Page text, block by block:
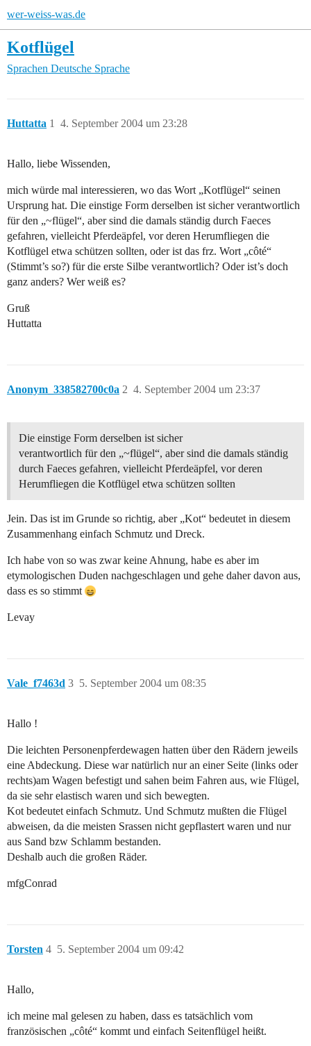
wer-weiss-was.de
Kotflügel
Sprachen Deutsche Sprache
Huttatta 4. September 2004 um 23:28
1
Hallo, liebe Wissenden,
mich würde mal interessieren, wo das Wort „Kotflügel“ seinen
Ursprung hat. Die einstige Form derselben ist sicher verantwortlich
für den „~flügel“, aber sind die damals ständig durch Faeces
gefahren, vielleicht Pferdeäpfel, vor deren Herumfliegen die
Kotflügel etwa schützen sollten, oder ist das frz. Wort „côté“
(Stimmt’s so?) für die erste Silbe verantwortlich? Oder ist’s doch
ganz anders? Wer weiß es?
Gruß
Huttatta
Anonym_338582700c0a 4. September 2004 um 23:37
2
Die einstige Form derselben ist sicher
verantwortlich für den „~flügel“, aber sind die damals ständig
durch Faeces gefahren, vielleicht Pferdeäpfel, vor deren
Herumfliegen die Kotflügel etwa schützen sollten
Jein. Das ist im Grunde so richtig, aber „Kot“ bedeutet in diesem
Zusammenhang einfach Schmutz und Dreck.
Ich habe von so was zwar keine Ahnung, habe es aber im
etymologischen Duden nachgeschlagen und gehe daher davon aus,
dass es so stimmt
Levay
Vale_f7463d 5. September 2004 um 08:35
3
Hallo !
Die leichten Personenpferdewagen hatten über den Rädern jeweils
eine Abdeckung. Diese war natürlich nur an einer Seite (links oder
rechts)am Wagen befestigt und sahen beim Fahren aus, wie Flügel,
da sie sehr elastisch waren und sich bewegten.
Kot bedeutet einfach Schmutz. Und Schmutz mußten die Flügel
abweisen, da die meisten Srassen nicht gepflastert waren und nur
aus Sand bzw Schlamm bestanden.
Deshalb auch die großen Räder.
mfgConrad
Torsten 5. September 2004 um 09:42
4
Hallo,
ich meine mal gelesen zu haben, dass es tatsächlich vom
französischen „côté“ kommt und einfach Seitenflügel heißt.